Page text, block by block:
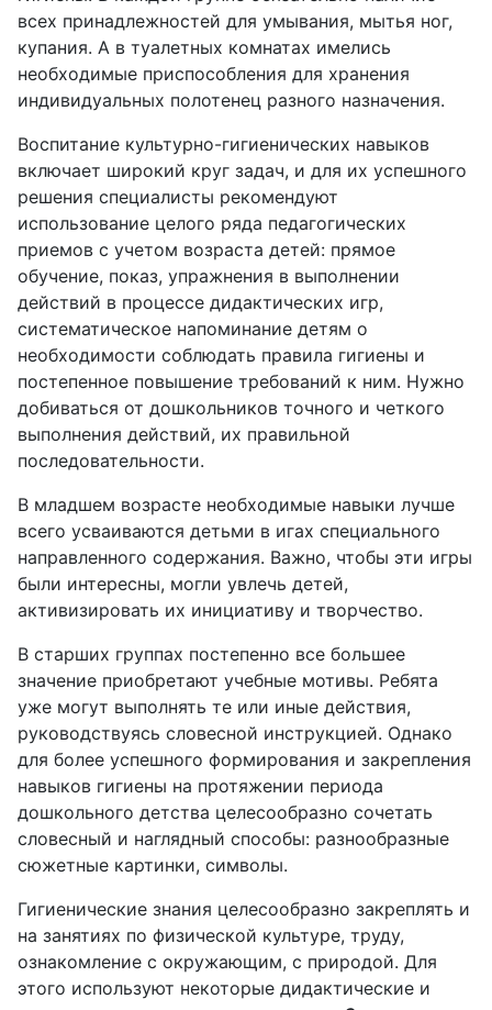
всех принадлежностей для умывания, мытья ног,
купания. А в туалетных комнатах имелись
необходимые приспособления для хранения
индивидуальных полотенец разного назначения.
Воспитание культурно-гигиенических навыков
включает широкий круг задач, и для их успешного
решения специалисты рекомендуют
использование целого ряда педагогических
приемов с учетом возраста детей: прямое
обучение, показ, упражнения в выполнении
действий в процессе дидактических игр,
систематическое напоминание детям о
необходимости соблюдать правила гигиены и
постепенное повышение требований к ним. Нужно
добиваться от дошкольников точного и четкого
выполнения действий, их правильной
последовательности.
В младшем возрасте необходимые навыки лучше
всего усваиваются детьми в игах специального
направленного содержания. Важно, чтобы эти игры
были интересны, могли увлечь детей,
активизировать их инициативу и творчество.
В старших группах постепенно все большее
значение приобретают учебные мотивы. Ребята
уже могут выполнять те или иные действия,
руководствуясь словесной инструкцией. Однако
для более успешного формирования и закрепления
навыков гигиены на протяжении периода
дошкольного детства целесообразно сочетать
словесный и наглядный способы: разнообразные
сюжетные картинки, символы.
Гигиенические знания целесообразно закреплять и
на занятиях по физической культуре, труду,
ознакомление с окружающим, с природой. Для
этого используют некоторые дидактические и